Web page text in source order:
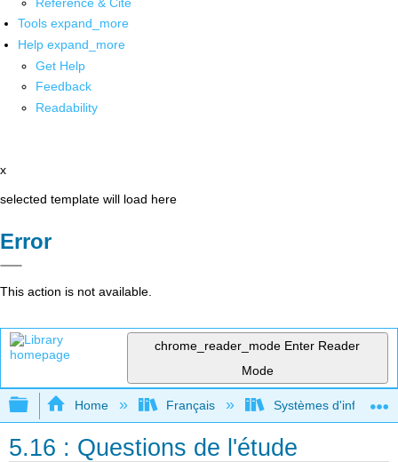
Tools expand_more
Help expand_more
Get Help
Feedback
Readability
x
selected template will load here
Error
This action is not available.
chrome_reader_mode Enter Reader
Mode
Expand/collapse global hierarchy
Home Français Systèmes
5.16 : Questions de l'étude